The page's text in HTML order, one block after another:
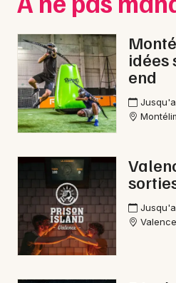
26 - Drôme
Mon email
idées
end
Valence